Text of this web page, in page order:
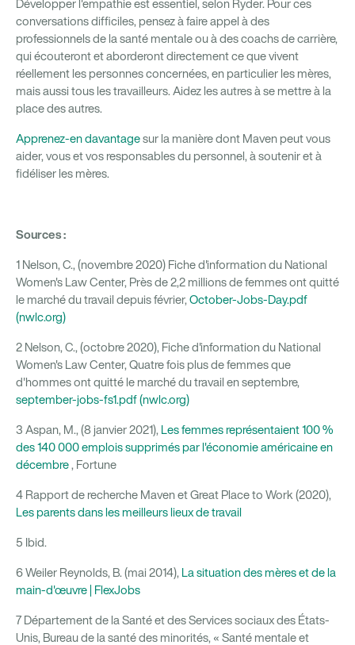
Développer l'empathie est essentiel, selon Ryder. Pour ces
conversations difficiles, pensez à faire appel à des
professionnels de la santé mentale ou à des coachs de carrière,
qui écouteront et aborderont directement ce que vivent
réellement les personnes concernées, en particulier les mères,
mais aussi tous les travailleurs. Aidez les autres à se mettre à la
place des autres.
Apprenez-en davantagesur la manière dont Maven peut vous
aider, vous et vos responsables du personnel, à soutenir et à
fidéliser les mères.
Sources :
1 Nelson, C., (novembre 2020) Fiche d'information du National
Women's Law Center, Près de 2,2 millions de femmes ont quitté
le marché du travail depuis février, October-Jobs-Day.pdf
(nwlc.org)
2 Nelson, C., (octobre 2020), Fiche d'information du National
Women's Law Center, Quatre fois plus de femmes que
d'hommes ont quitté le marché du travail en septembre,
september-jobs-fs1.pdf (nwlc.org)
3 Aspan, M., (8 janvier 2021), Les femmes représentaient 100 %
des 140 000 emplois supprimés par l'économie américaine en
décembre, Fortune
4 Rapport de recherche Maven et Great Place to Work (2020),
Les parents dans les meilleurs lieux de travail
5 Ibid.
6 Weiler Reynolds, B. (mai 2014), La situation des mères et de la
main-d'œuvre | FlexJobs
7 Département de la Santé et des Services sociaux des États-
Unis, Bureau de la santé des minorités, « Santé mentale et